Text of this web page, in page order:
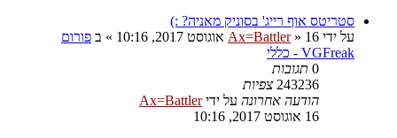
סטריטס אוף רייג' בסוניק מאניה? :)
על ידי
Ax=Battler» 16 אוגוסט 2017, 10:16 » ב פורום
VGFreak - כללי
0 תגובות
243236 צפיות
הודעה אחרונה על ידיAx=Battler
16 אוגוסט 2017, 10:16